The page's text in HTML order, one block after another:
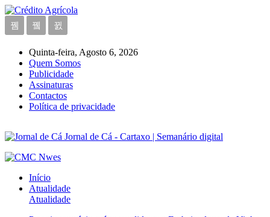
Quinta-feira, Agosto 6, 2026
Quem Somos
Publicidade
Assinaturas
Contactos
Política de privacidade
Jornal de Cá - Cartaxo | Semanário digital
Início
Atualidade
Atualidade